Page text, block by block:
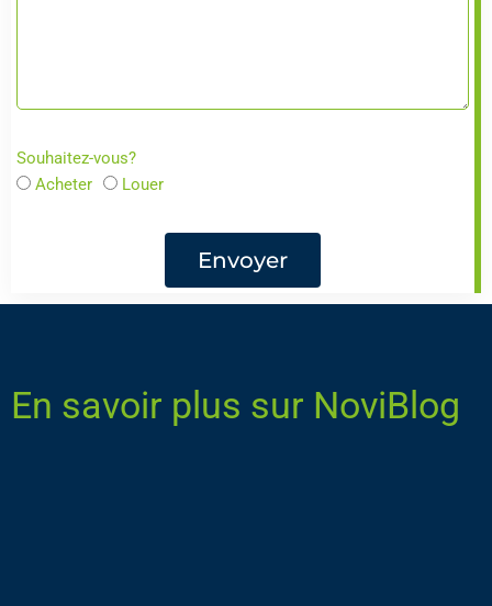
Souhaitez-vous?
Acheter
Louer
Envoyer
En savoir plus sur NoviBlog